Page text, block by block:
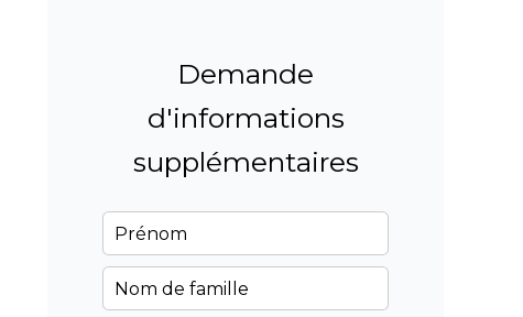
Demande
d'informations
supplémentaires